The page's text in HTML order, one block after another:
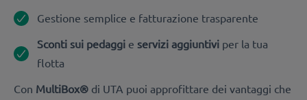
Gestione semplice e fatturazione trasparente
Sconti sui pedaggi e servizi aggiuntivi per la tua
flotta
Con MultiBox® di UTA puoi approfittare dei vantaggi che